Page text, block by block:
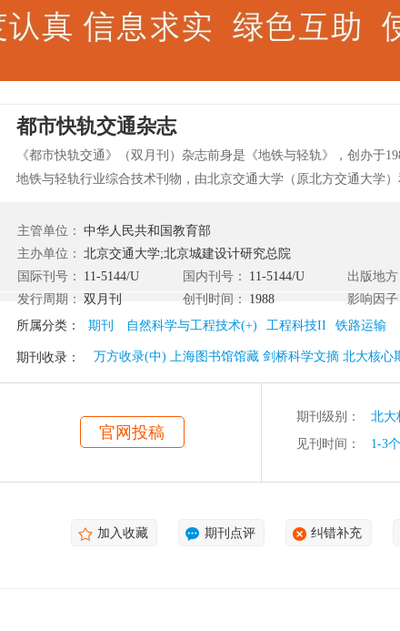
都市快轨交通杂志
《都市快轨交通》（双月刊）杂志前身是《地铁与轻轨》，创办于
地铁与轻轨行业综合技术刊物，由北京交通大学（原北方交通大学
选"中国科技论文统计源期刊"（中国科技核心期刊）。办刊宗旨是宣
各项方针、政策，介绍地铁与轻轨国内外建设、运营过程的经验，实
及重要技术信息，促进同行间的学术研讨和技术交流促进同行间的学
我国城市轨道交通事业的发展。本刊面对行业主管人员、业界广大科
师生以及对地铁与轻轨关心的其他人士。
主管单位： 中华人民共和国教育部
主办单位： 北京交通大学;北京城建设计研究总院
国际刊号：
11-5144/U 国内刊号： 11-5144/U 出版地方
发行周期： 双月刊 创刊时间： 1988 影响因子
所属分类：
期刊 自然科学与工程技术(+) 工程科技II 铁路运输
期刊收录： 万方收录(中) 上海图书馆馆藏 剑桥科学文摘 北大核
官网投稿
期刊级别：
北大
见刊时间：
1-3
加入收藏 期刊点评 纠错补充